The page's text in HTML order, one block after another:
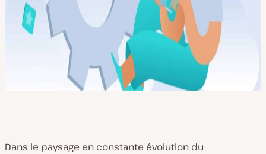
Dans le paysage en constante évolution du